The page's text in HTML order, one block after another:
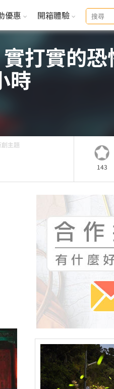
優惠 開箱體驗
打實的
時
主題
143